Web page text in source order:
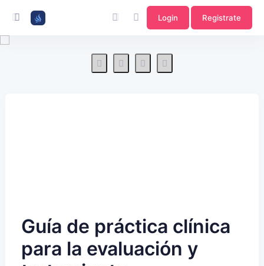
Login Registrate
Guía de práctica clínica
para la evaluación y